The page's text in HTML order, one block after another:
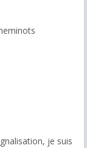
je suis